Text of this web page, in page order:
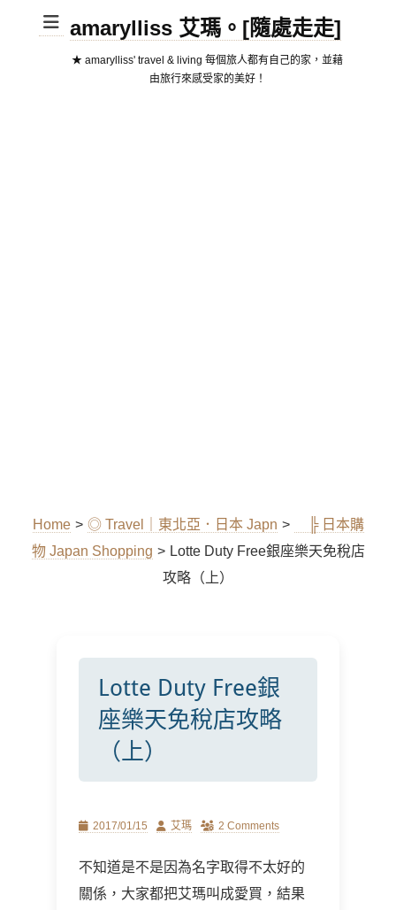
amarylliss 艾瑪。[隨處走走]
★ amarylliss' travel & living 每個旅人都有自己的家，並藉
由旅行來感受家的美好！
Home > ◎ Travel｜東北亞．日本 Japn >
╠ 日本購
物 Japan Shopping > Lotte Duty Free銀座樂天免稅店
攻略（上）
Lotte Duty Free銀
座樂天免稅店攻略
（上）
Posted2017/01/15 Author
艾瑪 2 Comments
不知道是不是因為名字取得不太好的
關係，大家都把艾瑪叫成愛買，結果